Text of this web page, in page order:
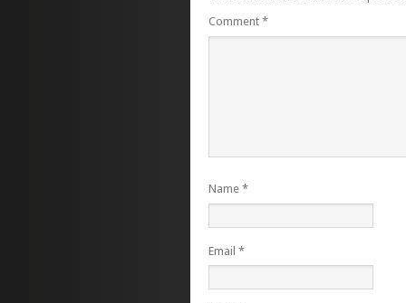
Comment *
Name *
Email *